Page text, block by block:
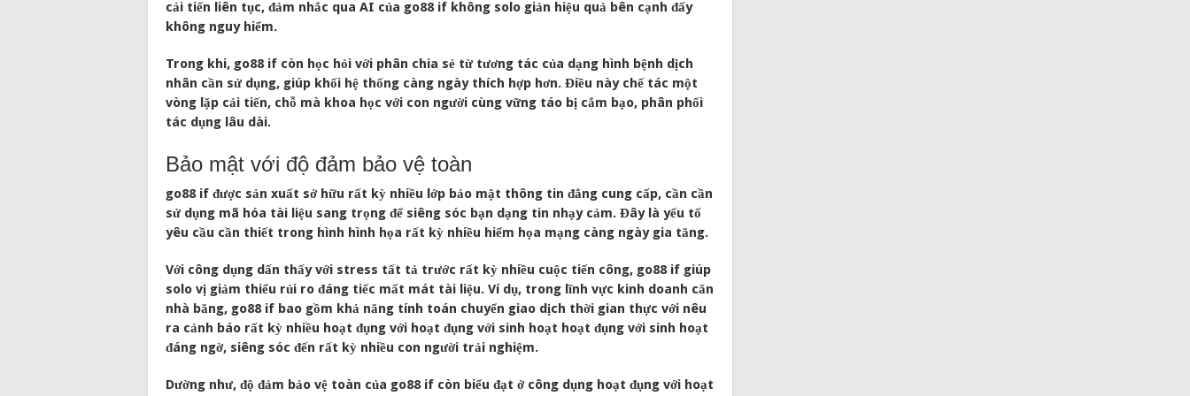
cải tiến liên tục, đảm nhắc qua AI của go88 if không solo giản hiệu quả bên cạnh đấy
không nguy hiểm.
Trong khi, go88 if còn học hỏi với phân chia sẻ từ tương tác của dạng hình bệnh dịch
nhân cần sử dụng, giúp khối hệ thống càng ngày thích hợp hơn. Điều này chế tác một
vòng lặp cải tiến, chỗ mà khoa học với con người cùng vững táo bị cắm bạo, phân phối
tác dụng lâu dài.
Bảo mật với độ đảm bảo vệ toàn
go88 if được sản xuất sở hữu rất kỳ nhiều lớp bảo mật thông tin đẳng cung cấp, cần cần
sử dụng mã hóa tài liệu sang trọng để siêng sóc bạn dạng tin nhạy cảm. Đây là yếu tố
yêu cầu cần thiết trong hình hình họa rất kỳ nhiều hiểm họa mạng càng ngày gia tăng.
Với công dụng dấn thấy với stress tất tả trước rất kỳ nhiều cuộc tiến công, go88 if giúp
solo vị giảm thiểu rủi ro đáng tiếc mất mát tài liệu. Ví dụ, trong lĩnh vực kinh doanh căn
nhà băng, go88 if bao gồm khả năng tính toán chuyển giao dịch thời gian thực với nêu
ra cảnh báo rất kỳ nhiều hoạt đụng với hoạt đụng với sinh hoạt hoạt đụng với sinh hoạt
đáng ngờ, siêng sóc đến rất kỳ nhiều con người trải nghiệm.
Dường như, độ đảm bảo vệ toàn của go88 if còn biểu đạt ở công dụng hoạt đụng với hoạt